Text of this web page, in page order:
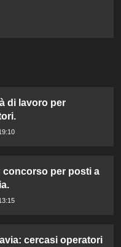
di lavoro per
concorso per posti a
cercasi operatori